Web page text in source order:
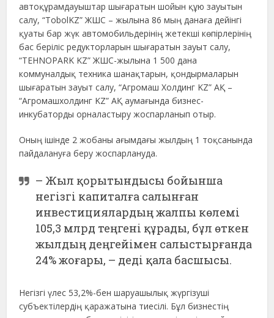
автоқұрамдауыштар шығаратын шойын құю зауытын
салу, “TobolKZ” ЖШС – жылына 86 мың данаға дейінгі
қуаты бар жүк автомобильдерінің жетекші көпірлерінің
бас беріліс редукторларын шығаратын зауыт салу,
“TEHNOPARK KZ” ЖШС-жылына 1 500 дана
коммуналдық техника шанақтарын, қондырмаларын
шығаратын зауыт салу, “Агромаш Холдинг KZ” АҚ –
“Агромашхолдинг KZ” АҚ аумағында бизнес-
инкубаторды орналастыру жоспарланып отыр.
Оның ішінде 2 жобаны ағымдағы жылдың 1 тоқсанында
пайдалануға беру жоспарлануда.
– Жыл қорытындысы бойынша
негізгі капиталға салынған
инвестициялардың жалпы көлемі
105,3 млрд теңгені құрады, бұл өткен
жылдың деңгейімен салыстырғанда
24% жоғары, – деді қала басшысы.
Негізгі үлес 53,2%-бен шаруашылық жүргізуші
субъектілердің қаражатына тиесілі. Бұл бизнестің